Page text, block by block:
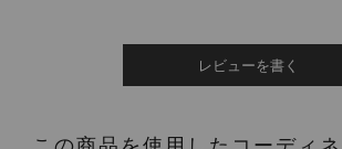
レビューを書く